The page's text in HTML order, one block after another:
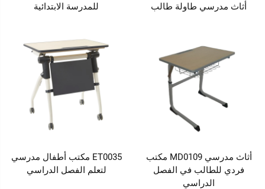
أثاث مدرسي طاولة طالب
للمدرسة الابتدائية
أثاث مدرسي MD0109 مكتب
فردي للطالب في الفصل
الدراسي
ET0035 مكتب أطفال مدرسي
لتعلم الفصل الدراسي